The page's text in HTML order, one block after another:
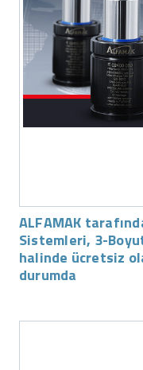
ALFAMAK
Sistemleri, 3-
halinde ücretsiz
durumda